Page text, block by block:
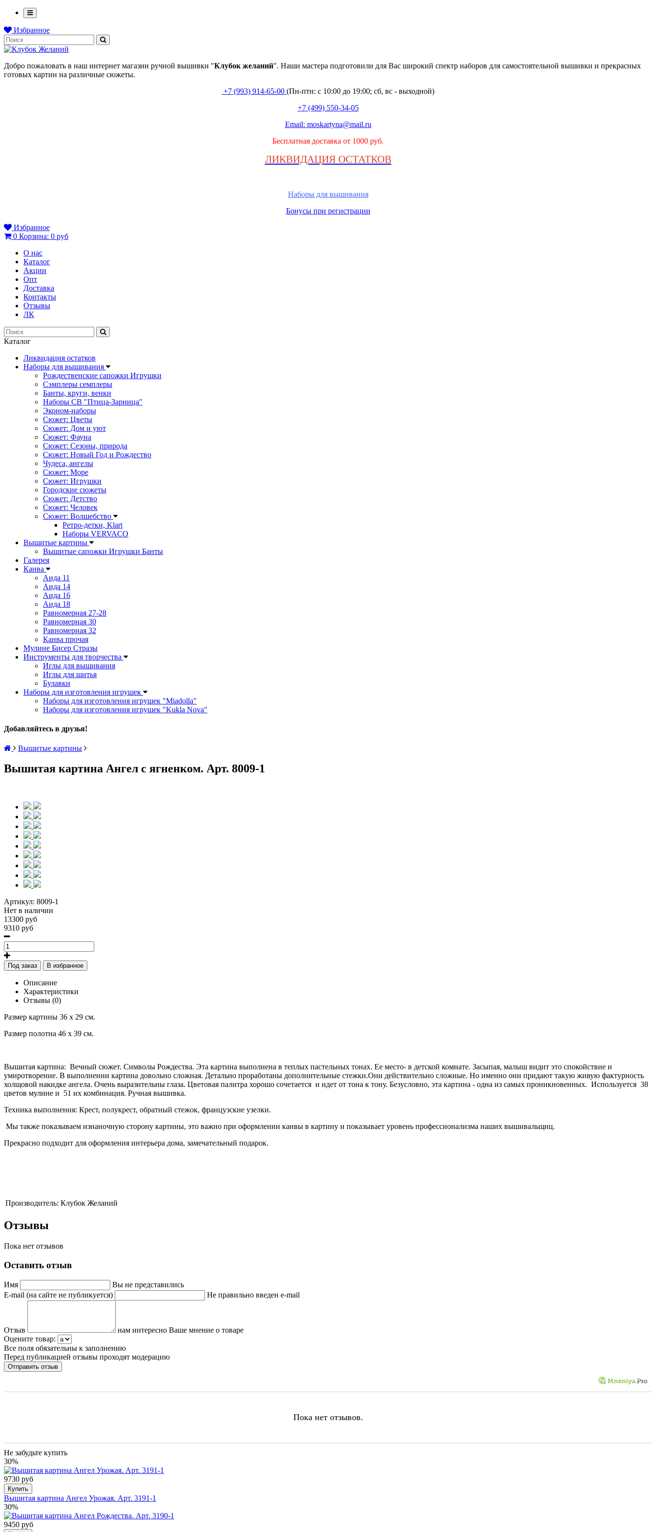
Избранное
Добро пожаловать в наш интернет магазин ручной вышивки "Клубок желаний". Наши мастера подготовили для Вас широкий спектр наборов для самостоятельной вышивки и прекрасных
готовых картин на различные сюжеты.
+7 (993) 914-65-00 (Пн-птн: с 10:00 до 19:00; сб, вс - выходной)
+7 (499) 550-34-05
Email: moskartyna@mail.ru
Бесплатная доставка от 1000 руб.
ЛИКВИДАЦИЯ ОСТАТКОВ
Наборы для вышивания
Бонусы при регистрации
Избранное
0 Корзина: 0 руб
О нас
Каталог
Акции
Опт
Доставка
Контакты
Отзывы
ЛК
Каталог
Ликвидация остатков
Наборы для вышивания
Рождественские сапожки Игрушки
Сэмплеры семплеры
Банты, круги, венки
Наборы СВ "Птица-Зарница"
Эконом-наборы
Сюжет: Цветы
Сюжет: Дом и уют
Сюжет: Фауна
Сюжет: Сезоны, природа
Сюжет: Новый Год и Рождество
Чудеса, ангелы
Сюжет: Море
Сюжет: Игрушки
Городские сюжеты
Сюжет: Детство
Сюжет: Человек
Сюжет: Волшебство
Ретро-детки, Klart
Наборы VERVACO
Вышитые картины
Вышитые сапожки Игрушки Банты
Галерея
Канва
Аида 11
Аида 14
Аида 16
Аида 18
Равномерная 27-28
Равномерная 30
Равномерная 32
Канва прочая
Мулине Бисер Стразы
Инструменты для творчества
Иглы для вышивания
Иглы для шитья
Булавки
Наборы для изготовления игрушек
Наборы для изготовления игрушек "Miadolla"
Наборы для изготовления игрушек "Kukla Nova"
Добавляйтесь в друзья!
Вышитые картины
Вышитая картина Ангел с ягненком. Арт. 8009-1
Артикул: 8009-1
Нет в наличии
13300 руб
9310 руб
Под заказ В избранное
Описание
Характеристики
Отзывы (0)
Размер картины 36 х 29 см.
Размер полотна 46 х 39 см.
Вышитая картина: Вечный сюжет. Символы Рождества. Эта картина выполнена в теплых пастельных тонах. Ее место- в детской комнате. Засыпая, малыш видит это спокойствие и
умиротворение. В выполнении картина довольно сложная. Детально проработаны дополнительные стежки.Они действительно сложные. Но именно они придают такую живую фактурность
холщовой накидке ангела. Очень выразительны глаза. Цветовая палитра хорошо сочетается и идет от тона к тону. Безусловно, эта картина - одна из самых проникновенных. Используется 38
цветов мулине и 51 их комбинация. Ручная вышивка.
Техника выполнения: Крест, полукрест, обратный стежок, французские узелки.
Мы также показываем изнаночную сторону картины, это важно при оформлении канвы в картину и показывает уровень профессионализма наших вышивальщиц.
Прекрасно подходит для оформления интерьера дома, замечательный подарок.
Производитель: Клубок Желаний
Отзывы
Пока нет отзывов
Оставить отзыв
Имя
Вы не представились
E-mail (на сайте не публикуется)
Не правильно введен e-mail
Отзыв
нам интересно Ваше мнение о товаре
Оцените товар:
Все поля обязательны к заполнению
Перед публикацией отзывы проходят модерацию
Пока нет отзывов.
Не забудьте купить
30%
9730 руб
Купить
Вышитая картина Ангел Урожая. Арт. 3191-1
30%
9450 руб